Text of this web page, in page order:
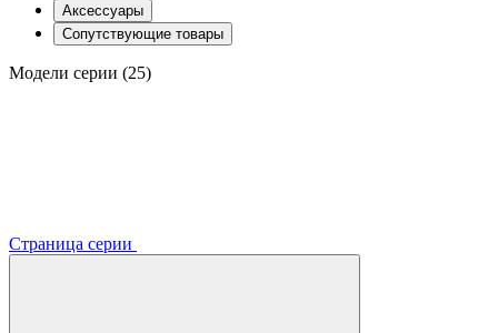
Аксессуары
Сопутствующие товары
Модели серии (25)
Страница серии